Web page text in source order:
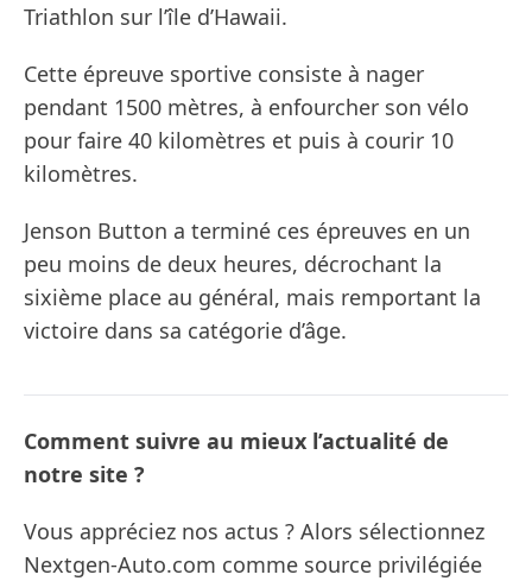
Triathlon sur l’île d’Hawaii.
Cette épreuve sportive consiste à nager
pendant 1500 mètres, à enfourcher son vélo
pour faire 40 kilomètres et puis à courir 10
kilomètres.
Jenson Button a terminé ces épreuves en un
peu moins de deux heures, décrochant la
sixième place au général, mais remportant la
victoire dans sa catégorie d’âge.
Comment suivre au mieux l’actualité de
notre site ?
Vous appréciez nos actus ? Alors sélectionnez
Nextgen-Auto.com comme source privilégiée